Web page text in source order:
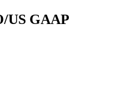
GAAP